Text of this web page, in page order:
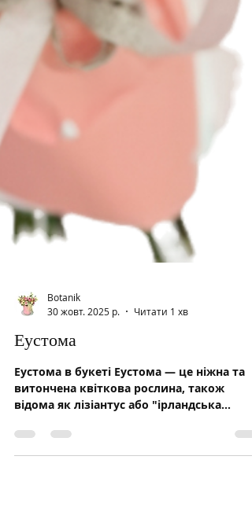
30 жовт. 2025 р.
Еустома
Еустома в букеті Еустома — це ніжна та
відома як лізіантус або "ірландська
троянда" завдяки своїй елегантності.